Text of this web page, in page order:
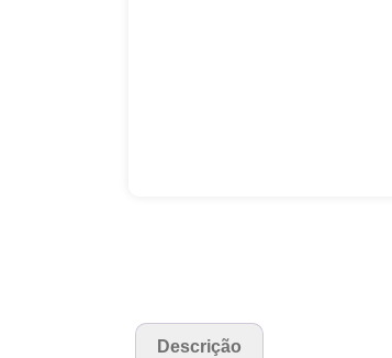
Descrição